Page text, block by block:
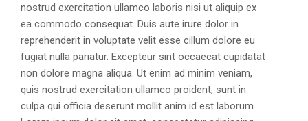
nostrud exercitation ullamco laboris nisi ut aliquip ex
ea commodo consequat. Duis aute irure dolor in
reprehenderit in voluptate velit esse cillum dolore eu
fugiat nulla pariatur. Excepteur sint occaecat cupidatat
non dolore magna aliqua. Ut enim ad minim veniam,
quis nostrud exercitation ullamco proident, sunt in
culpa qui officia deserunt mollit anim id est laborum.